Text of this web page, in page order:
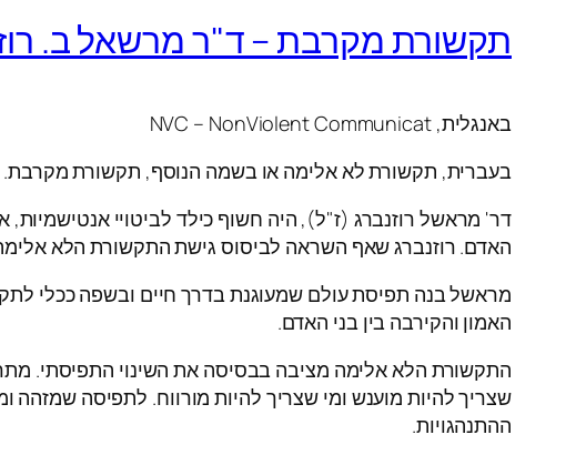
תקשורת מקרבת – ד"ר מרשאל ב.
באנגלית, NVC – NonViolent Communicat
בעברית, תקשורת לא אלימה או בשמה הנוסף, תקשורת מקרבת.
דר' מראשל רוזנברג (ז"ל), היה חשוף כילד לביטויי אנטישמיות,
האדם. רוזנברג שאף השראה לביסוס גישת התקשורת הלא
מראשל בנה תפיסת עולם שמעוגנת בדרך חיים ובשפה ככלי
האמון והקירבה בין בני האדם.
התקשורת הלא אלימה מציבה בבסיסה את השינוי התפיסתי.
שצריך להיות מוענש ומי שצריך להיות מורווח. לתפיסה
ההתנהגויות.